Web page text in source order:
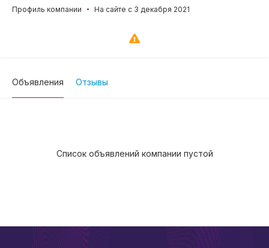
Профиль компании
На сайте с 3 декабря 2021
Объявления Отзывы
Список объявлений компании пустой